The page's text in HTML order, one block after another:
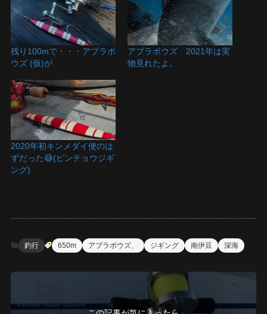
残り100mで・・・アブラボ
ウズ (仮)が
アブラボウズ 2021年は実
物見れたよ。
2020年初キンメダイ便のは
ずだった😅(ビンチョウジギ
ング)
釣行 650m アブラボウズ、 ジギング 南伊豆 深海